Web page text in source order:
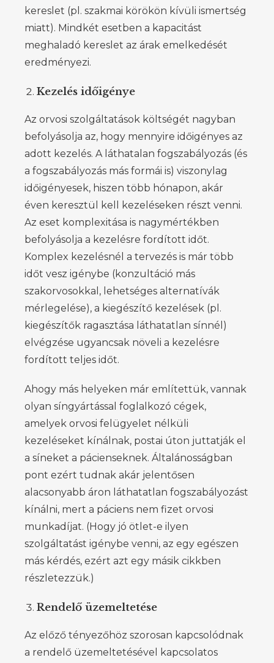
kereslet (pl. szakmai körökön kívüli ismertség
miatt). Mindkét esetben a kapacitást
meghaladó kereslet az árak emelkedését
eredményezi.
Kezelés időigénye
Az orvosi szolgáltatások költségét nagyban
befolyásolja az, hogy mennyire időigényes az
adott kezelés. A láthatalan fogszabályozás (és
a fogszabályozás más formái is) viszonylag
időigényesek, hiszen több hónapon, akár
éven keresztül kell kezeléseken részt venni.
Az eset komplexitása is nagymértékben
befolyásolja a kezelésre fordított időt.
Komplex kezelésnél a tervezés is már több
időt vesz igénybe (konzultáció más
szakorvosokkal, lehetséges alternatívák
mérlegelése), a kiegészítő kezelések (pl.
kiegészítők ragasztása láthatatlan sínnél)
elvégzése ugyancsak növeli a kezelésre
fordított teljes időt.
Ahogy más helyeken már említettük, vannak
olyan síngyártással foglalkozó cégek,
amelyek orvosi felügyelet nélküli
kezeléseket kínálnak, postai úton juttatják el
a síneket a pácienseknek. Általánosságban
pont ezért tudnak akár jelentősen
alacsonyabb áron láthatatlan fogszabályozást
kínálni, mert a páciens nem fizet orvosi
munkadíjat. (Hogy jó ötlet-e ilyen
szolgáltatást igénybe venni, az egy egészen
más kérdés, ezért azt egy másik cikkben
részletezzük.)
Rendelő üzemeltetése
Az előző tényezőhöz szorosan kapcsolódnak
a rendelő üzemeltetésével kapcsolatos